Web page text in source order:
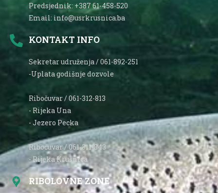
Predsjednik: +387 61-458-520
Email: info@usrkrusnica.ba
KONTAKT INFO
Sekretar udruženja / 061-892-251
-Uplata godišnje dozvole
Ribočuvar / 061-312-813
- Rijeka Una
- Jezero Pecka
Ribočuvar / 061-311-843
- Rijeka Krušnica
RIBOLOVNE ZONE